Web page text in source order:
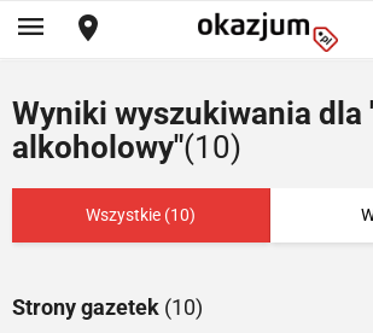
Wyniki wyszukiwania dla
alkoholowy"(10)
Wszystkie (10)
Strony gazetek (10)